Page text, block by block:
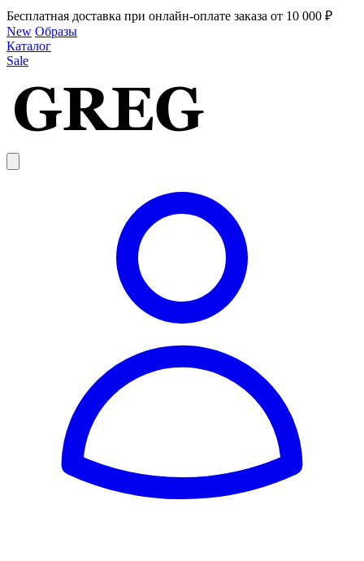
Бесплатная доставка при онлайн-оплате заказа от 10 000 ₽
New Образы
Каталог
Sale